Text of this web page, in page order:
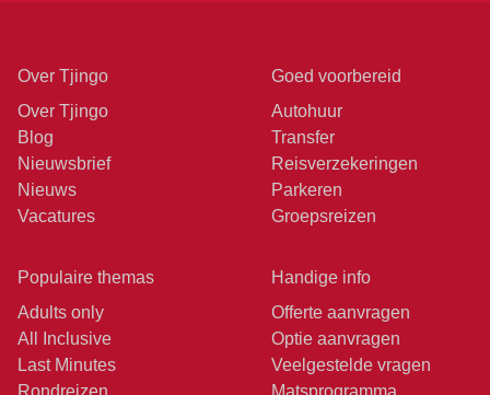
Over Tjingo
Over Tjingo
Blog
Nieuwsbrief
Nieuws
Vacatures
Goed voorbereid
Autohuur
Transfer
Reisverzekeringen
Parkeren
Groepsreizen
Populaire themas
Adults only
All Inclusive
Last Minutes
Rondreizen
Handige info
Offerte aanvragen
Optie aanvragen
Veelgestelde vragen
Matsprogramma